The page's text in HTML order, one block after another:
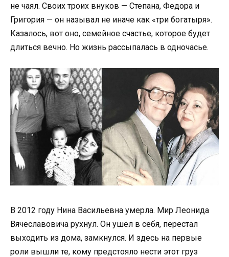
не чаял. Своих троих внуков — Степана, Федора и
Григория — он называл не иначе как «три богатыря».
Казалось, вот оно, семейное счастье, которое будет
длиться вечно. Но жизнь рассыпалась в одночасье.
В 2012 году Нина Васильевна умерла. Мир Леонида
Вячеславовича рухнул. Он ушёл в себя, перестал
выходить из дома, замкнулся. И здесь на первые
роли вышли те, кому предстояло нести этот груз